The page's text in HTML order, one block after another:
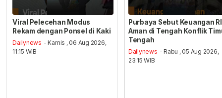
Viral Pelecehan Modus
Rekam dengan Ponsel di Kaki
Dailynews - Kamis , 06 Aug 2026,
11:15 WIB
Purbaya Sebut Keuangan RI
Aman di Tengah Konflik
Tengah
Dailynews - Rabu , 05 Aug 2026,
23:15 WIB